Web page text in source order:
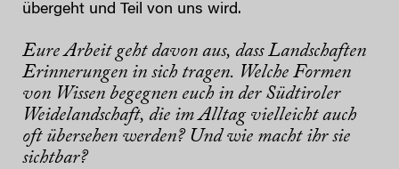
übergeht und Teil von uns wird.
Eure Arbeit geht davon aus, dass Landschaften
Erinnerungen in sich tragen. Welche Formen
von Wissen begegnen euch in der Südtiroler
Weidelandschaft, die im Alltag vielleicht auch
oft übersehen werden? Und wie macht ihr sie
sichtbar?